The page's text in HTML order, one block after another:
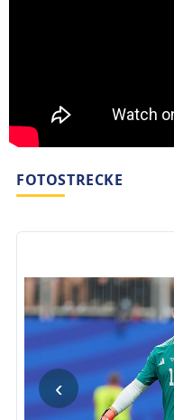
FOTOSTRECKE
‹